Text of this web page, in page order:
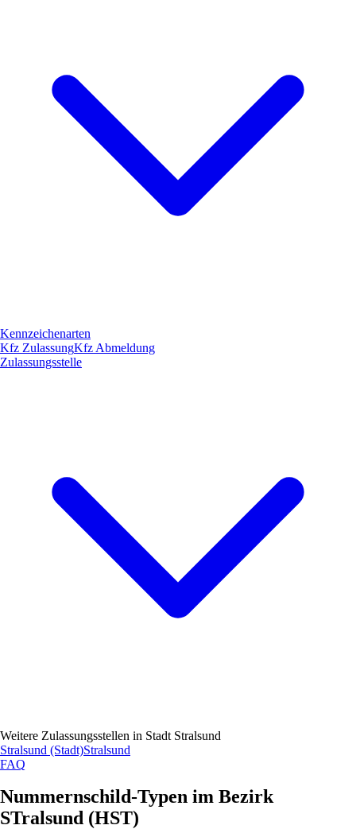
Kennzeichenarten
Kfz ZulassungKfz Abmeldung
Zulassungsstelle
Weitere Zulassungsstellen in Stadt Stralsund
Stralsund (Stadt)Stralsund
FAQ
Nummernschild-Typen im Bezirk
STralsund (HST)